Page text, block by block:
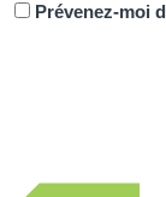
Prévenez-moi
Navigation